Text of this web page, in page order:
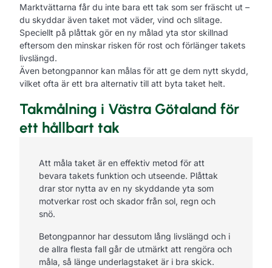
Marktvättarna får du inte bara ett tak som ser fräscht ut –
du skyddar även taket mot väder, vind och slitage.
Speciellt på plåttak gör en ny målad yta stor skillnad
eftersom den minskar risken för rost och förlänger takets
livslängd.
Även betongpannor kan målas för att ge dem nytt skydd,
vilket ofta är ett bra alternativ till att byta taket helt.
Takmålning i Västra Götaland för
ett hållbart tak
Att måla taket är en effektiv metod för att
bevara takets funktion och utseende. Plåttak
drar stor nytta av en ny skyddande yta som
motverkar rost och skador från sol, regn och
snö.
Betongpannor har dessutom lång livslängd och i
de allra flesta fall går de utmärkt att rengöra och
måla, så länge underlagstaket är i bra skick.